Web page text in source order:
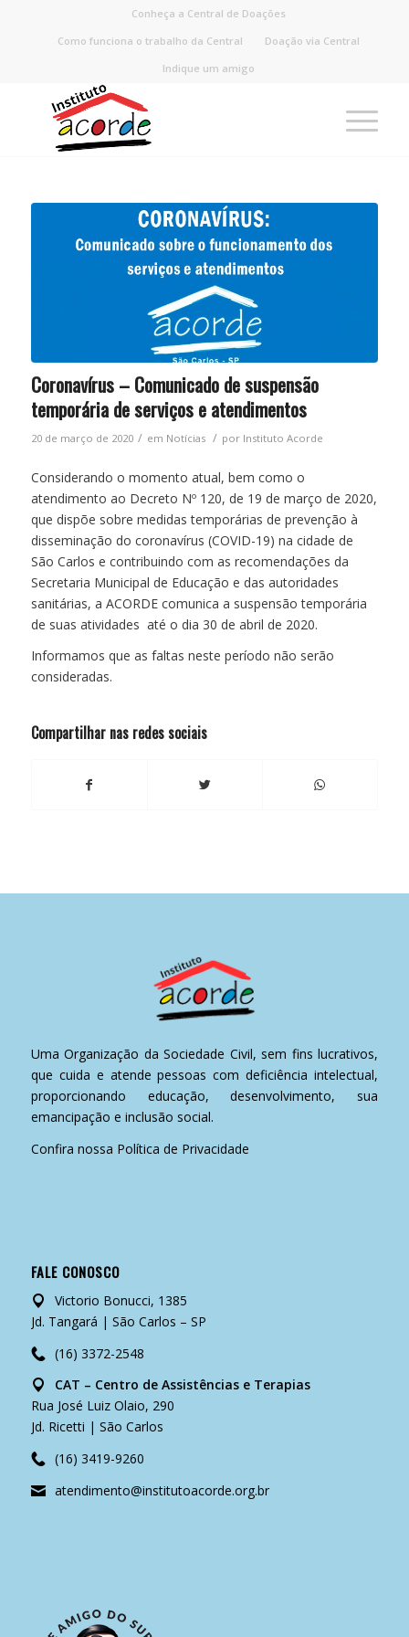
Conheça a Central de Doações
Como funciona o trabalho da Central
Doação via Central
Indique um amigo
Coronavírus – Comunicado de suspensão
temporária de serviços e atendimentos
20 de março de 2020 / em Notícias / por Instituto Acorde
Considerando o momento atual, bem como o
atendimento ao Decreto Nº 120, de 19 de março de 2020,
que dispõe sobre medidas temporárias de prevenção à
disseminação do coronavírus (COVID-19) na cidade de
São Carlos e contribuindo com as recomendações da
Secretaria Municipal de Educação e das autoridades
sanitárias, a ACORDE comunica a suspensão temporária
de suas atividades até o dia 30 de abril de 2020.
Informamos que as faltas neste período não serão
consideradas.
Compartilhar nas redes sociais
Uma Organização da Sociedade Civil, sem fins lucrativos,
que cuida e atende pessoas com deficiência intelectual,
proporcionando educação, desenvolvimento, sua
emancipação e inclusão social.
Confira nossa Política de Privacidade
FALE CONOSCO
Victorio Bonucci, 1385
Jd. Tangará | São Carlos – SP
(16) 3372-2548
CAT – Centro de Assistências e Terapias
Rua José Luiz Olaio, 290
Jd. Ricetti | São Carlos
(16) 3419-9260
atendimento@institutoacorde.org.br